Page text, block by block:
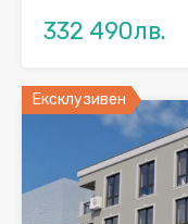
332 490лв.
Ексклузивен